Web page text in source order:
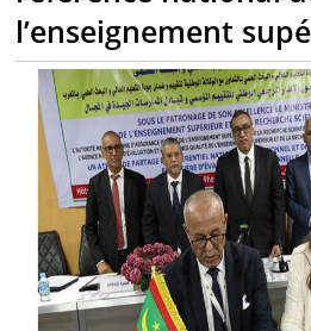
l’enseignement